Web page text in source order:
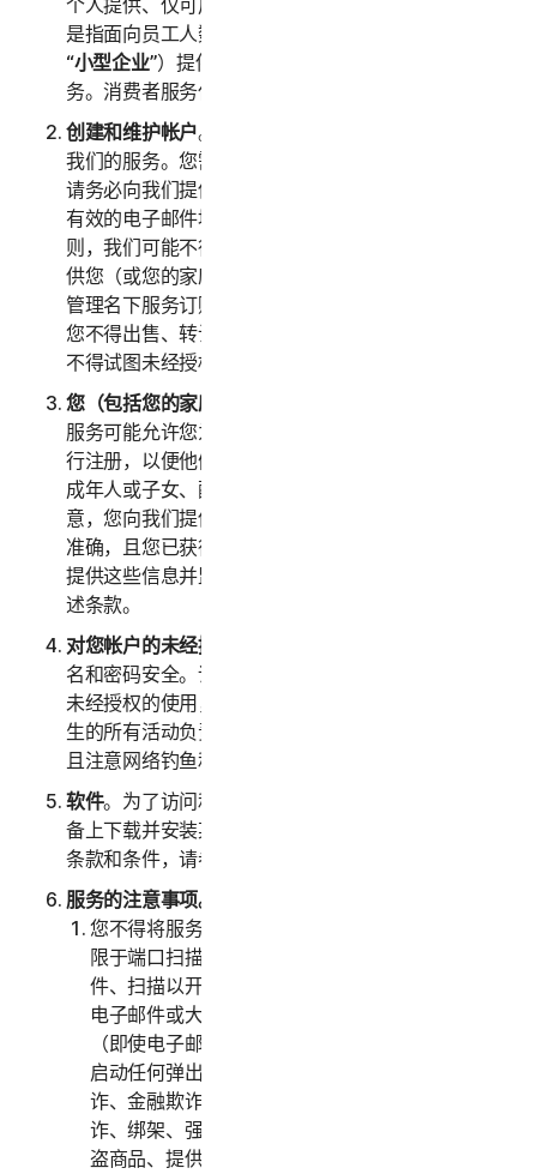
个人提供、仅可用于家庭用途的任何服务。“
是指面向员工人数不超过五十 (50) 人的企业（以下称
“小型企业”）提供、仅可内部用于商业用途的任何服
务。消费者服务仅适用于消费者，不适用于小型企业。
创建和维护帐户。您必须年满 18 周岁才能访问和使用
我们的服务。您需要创建一个帐户来访问和使用服务。
请务必向我们提供准确、完整且最新的帐户信息（包括
有效的电子邮件地址），并且及时更新此类信息。否
则，我们可能不得不暂停或终止您的帐户。您的帐户仅
供您（或您的家庭成员或企业，视具体服务而定）用于
管理名下服务订购，不得由其他第三方用于任何目的。
您不得出售、转让或允许其他人使用您的帐户凭据。您
不得试图未经授权访问其他用户的帐户。
您（包括您的家庭或小型企业）的信息的准确性。
服务可能允许您为家庭成员/小型企业员工或其设备进
行注册，以便他们使用服务。如果您为父母或长辈、未
成年人或子女、配偶或伴侣、员工进行注册，则您同
意，您向我们提供的关于您本人或上述人员的信息真实
准确，且您已获得上述人员正式授权以代表他们向我们
提供这些信息并监控他们的帐户。您还代表他们同意上
述条款。
对您帐户的未经授权访问
名和密码安全。请勿与他人共享此信息，一旦发现任何
未经授权的使用，请立即通知我们。您应对您帐户下发
生的所有活动负责。我们鼓励您确保您的在线安全，并
且注意网络钓鱼和第三方在线获取您信息的其他方式。
软件。为了访问和使用某些服务，可能需要您在注册设
备上下载并安装某些软件。关于适用于此类软件使用的
条款和条件，请参阅“第四部分 - 软件授权许可条款”。
服务的注意事项。
您不得将服务用于任何非法或欺诈目的，包括但不
限于端口扫描、发送垃圾邮件、发送许可式电子邮
件、扫描以开启中继或开启代理、发送未经请求的
电子邮件或大量发送的任何版本或类型的电子邮件
（即使电子邮件是通过第三方服务器进行路由）、
启动任何弹出窗口、使用被盗信用卡、信用卡欺
诈、金融欺诈、加密货币欺诈、伪装、勒索、敲
诈、绑架、强奸、谋杀、出售被盗信用卡、出售被
盗商品、提供或出售违禁、军事和两用商品、提供